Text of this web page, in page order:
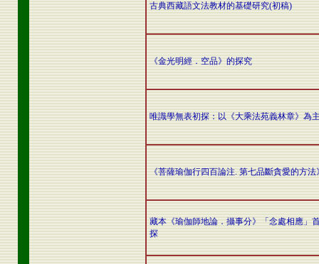
古典西藏語文法教材的基礎研究(初稿)
《金光明經．空品》的探究
唯識學無表初探：以《大乘法苑義林章》為
《菩薩瑜伽行四百論注. 第七品斷貪愛的方法
藏本《瑜伽師地論．攝事分》「念處相應」
探